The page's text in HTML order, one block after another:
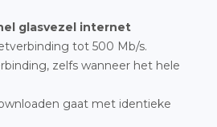
glasvezel internet
tot 500 Mb/s.
zelfs wanneer het hele
gaat met identieke